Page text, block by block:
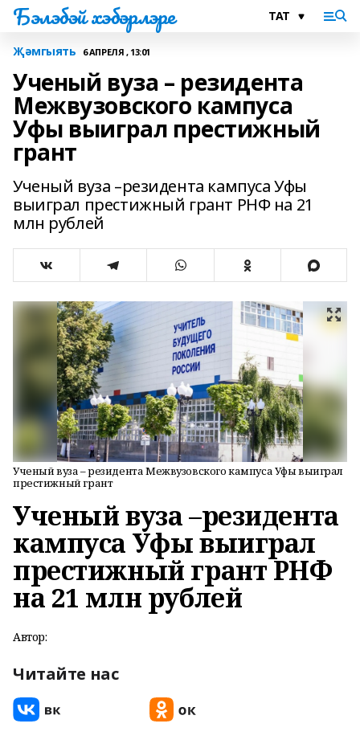
Бэлэбэй хэбэрлэре
Җәмгыять 6 АПРЕЛЯ , 13:01
Ученый вуза – резидента
Межвузовского кампуса
Уфы выиграл престижный
грант
Ученый вуза –резидента кампуса Уфы
выиграл престижный грант РНФ на 21
млн рублей
Ученый вуза – резидента Межвузовского кампуса Уфы выиграл
престижный грант
Ученый вуза –резидента
кампуса Уфы выиграл
престижный грант РНФ
на 21 млн рублей
Автор:
Читайте нас